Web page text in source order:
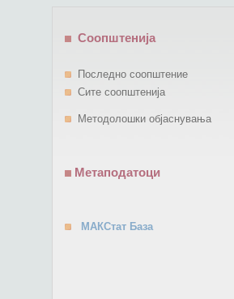
Соопштенија
Последно соопштение
Сите соопштенија
Методолошки објаснувања
Метаподатоци
МАКСтат База